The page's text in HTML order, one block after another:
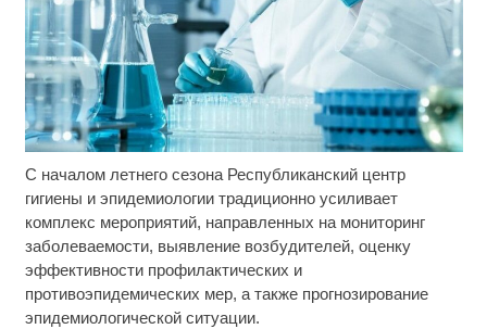
С началом летнего сезона Республиканский центр
гигиены и эпидемиологии традиционно усиливает
комплекс мероприятий, направленных на мониторинг
заболеваемости, выявление возбудителей, оценку
эффективности профилактических и
противоэпидемических мер, а также прогнозирование
эпидемиологической ситуации.
Ролик длится пару секунд, но вы будете в шоке
Ржу не переставая, это видео пересмотришь не
раз
Ролик из Омска: вы будете смеяться долго